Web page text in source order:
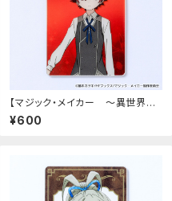
【マジック・メイカー ～異世界魔
法の作り方～】アクリルカード（シ
オン）
¥600